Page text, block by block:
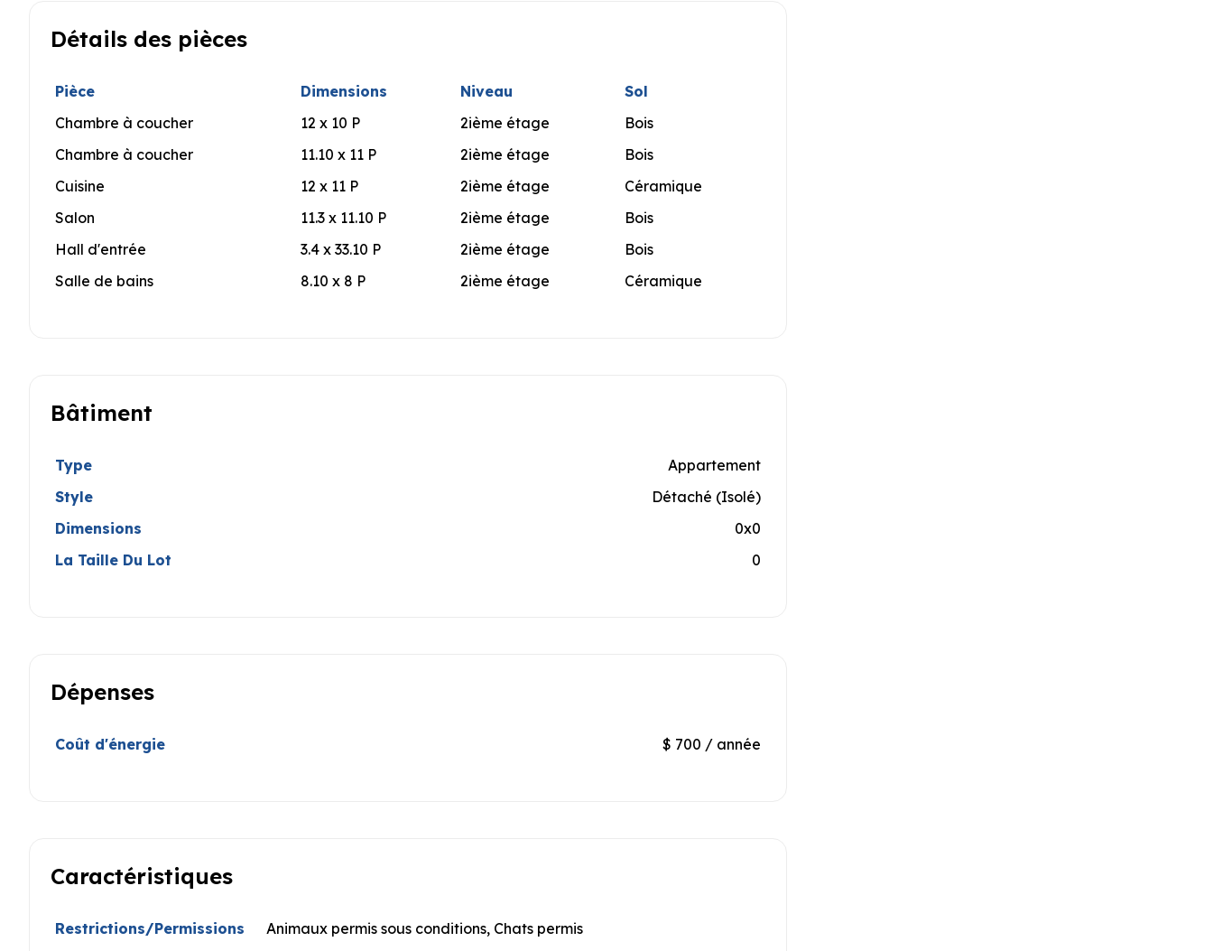
Détails des pièces
Pièce Dimensions Niveau
Sol
Chambre à coucher
12 x 10 P 2ième étage
Bois
Chambre à coucher
11.10 x 11 P 2ième étage
Bois
Cuisine
12 x 11 P 2ième étage
Céramique
Salon
11.3 x 11.10 P 2ième étage
Bois
Hall d'entrée
3.4 x 33.10 P 2ième étage
Bois
Salle de bains
8.10 x 8 P 2ième étage Céramique
Bâtiment
Type
Appartement
Style
Détaché (Isolé)
Dimensions
0x0
La Taille Du Lot
0
Dépenses
Coût d'énergie $ 700 / année
Caractéristiques
Restrictions/Permissions
Animaux permis sous conditions, Chats permis